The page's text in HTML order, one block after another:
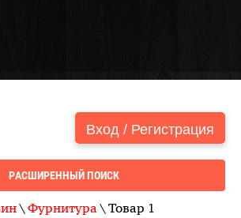
Вход / Регистрация
РАСШИРЕННЫЙ ПОИСК
\ Фурнитура \ Товар 1